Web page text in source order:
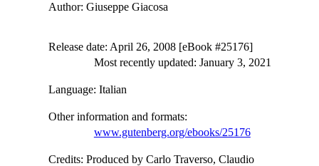
Author: Giuseppe Giacosa
Release date: April 26, 2008 [eBook #25176]
Most recently updated: January 3, 2021
Language: Italian
Other information and formats:
www.gutenberg.org/ebooks/25176
Credits: Produced by Carlo Traverso, Claudio